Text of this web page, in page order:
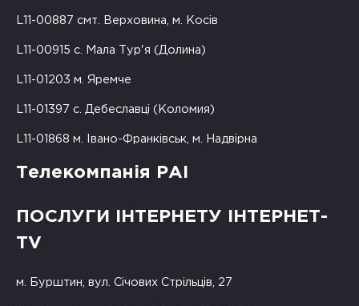
L11-00887 смт. Верховина, м. Косів
L11-00915 с. Мала Тур'я (Долина)
L11-01203 м. Яремче
L11-01397 с. Дебеславці (Коломия)
L11-01868 м. Івано-Франківськ, м. Надвірна
Телекомпанія РАІ
ПОСЛУГИ ІНТЕРНЕТУ ІНТЕРНЕТ-
TV
м. Бурштин, вул. Січових Стрільців, 27